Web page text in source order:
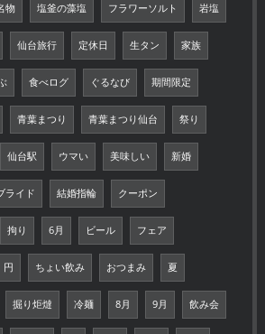
物 塩釜の藻塩 フラワーソルト 岩塩
仙台旅行 定休日 生タン 家族
食べログ ぐるなび 期間限定
青葉まつり 青葉まつり仙台 祭り
仙台駅 ウマい 美味しい 新婚
ライド 結婚指輪 クーポン
拘り 6月 ビール フェア
円 ちょい飲み おつまみ 夏
掘り炬燵 冷麺 8月 9月 飲み会